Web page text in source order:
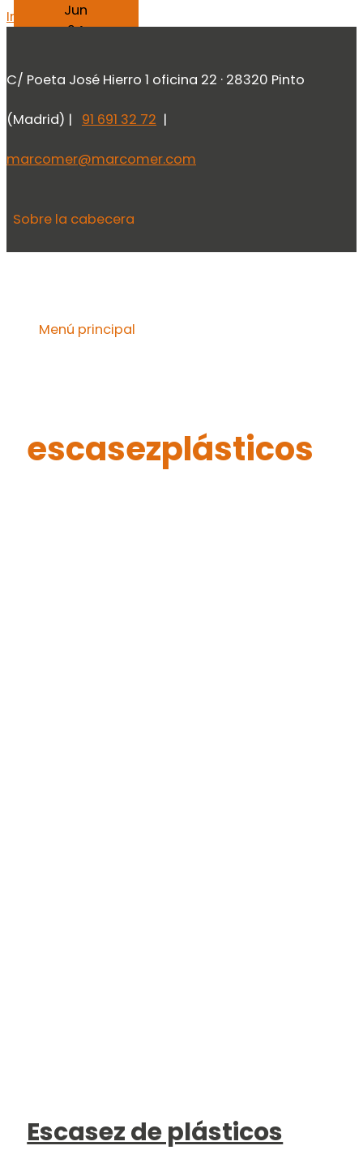
Ir al contenido
C/ Poeta José Hierro 1 oficina 22 · 28320 Pinto
(Madrid) | 91 691 32 72 |
marcomer@marcomer.com
Sobre la cabecera
Menú principal
escasezplásticos
Jun
24
24 de junio de 2021
Escasez de plásticos